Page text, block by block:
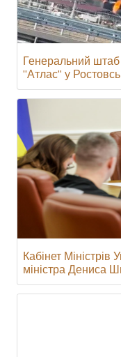
Генеральний
"Атлас" у
Кабінет
міністра Дениса